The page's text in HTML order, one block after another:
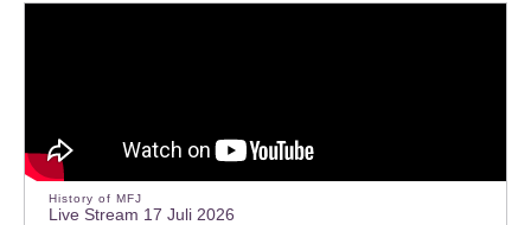
History of MFJ
Live Stream 17 Juli 2026